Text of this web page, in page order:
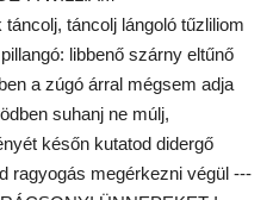
táncolj lángoló tűzliliom
libbenő szárny eltűnő
a zúgó árral mégsem adja
suhanj ne múlj,
későn kutatod didergő
ragyogás megérkezni végül ---